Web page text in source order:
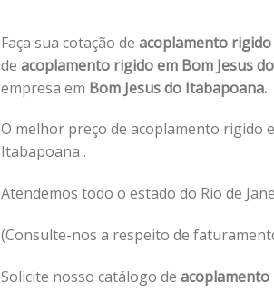
Faça sua cotação de acoplamento
de acoplamento rigido em Bom Jesus
empresa em Bom Jesus do Itabapoana.
O melhor preço de acoplamento rigido
Itabapoana .
Atendemos todo o estado do Rio de
(Consulte-nos a respeito de
Solicite nosso catálogo de acoplamento